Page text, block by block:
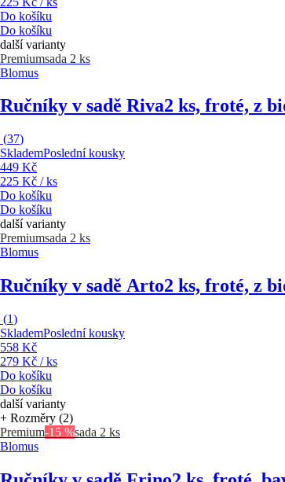
Do košíku
Do košíku
další varianty
Premiumsada 2 ks
Blomus
Ručníky v sadě Riva2 ks, froté, z
(37)
SklademPoslední kousky
449 Kč
225 Kč / ks
Do košíku
Do košíku
další varianty
Premiumsada 2 ks
Blomus
Ručníky v sadě Arto2 ks, froté, z
(1)
SklademPoslední kousky
558 Kč
279 Kč / ks
Do košíku
Do košíku
další varianty
+ Rozměry (2)
Premium-15 %sada 2 ks
Blomus